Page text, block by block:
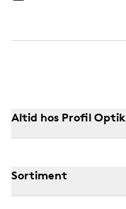
Altid hos Profil Optik
Sortiment